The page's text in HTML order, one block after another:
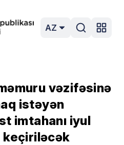
AZ
vəzifəsinə
istəyən
imtahanı iyul
keçiriləcək